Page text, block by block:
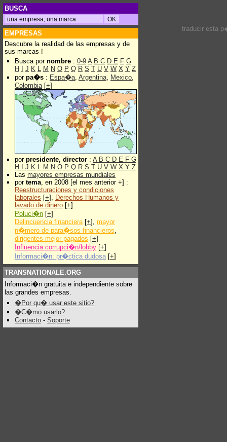
BUSCA
EMPRESAS
Descubre la realidad de las empresas y de
sus marcas !
Busca por nombre : 0-9 A B C D E F G
H
J K L M N O P Q R S T U V W X Y Z
por pa�s : Espa�a, Argentina, Mexico,
Colombia[+]
por presidente, director : A B C D E F G
H
J K L M N O P Q R S T U V W X Y Z
Las mayores empresas mundiales
por tema, en 2008 [el mes anterior +] :
Reestructuraciones y condiciones
laborales [+], Derechos Humanos y
lavado de dinero [+]
Poluci�n [+]
Delincuencia financiera[+], mayor
n�mero de para�sos financieros,
dirigentes mejor pagados [+]
Influencia:corrupci�n/lobby [+]
Informaci�n: pr�ctica dudosa [+]
TRANSNATIONALE.ORG
Informaci�n gratuita e independiente sobre
las grandes empresas.
�Por qu� usar este sitio?
�C�mo usarlo?
Contacto - Soporte
traducir esta